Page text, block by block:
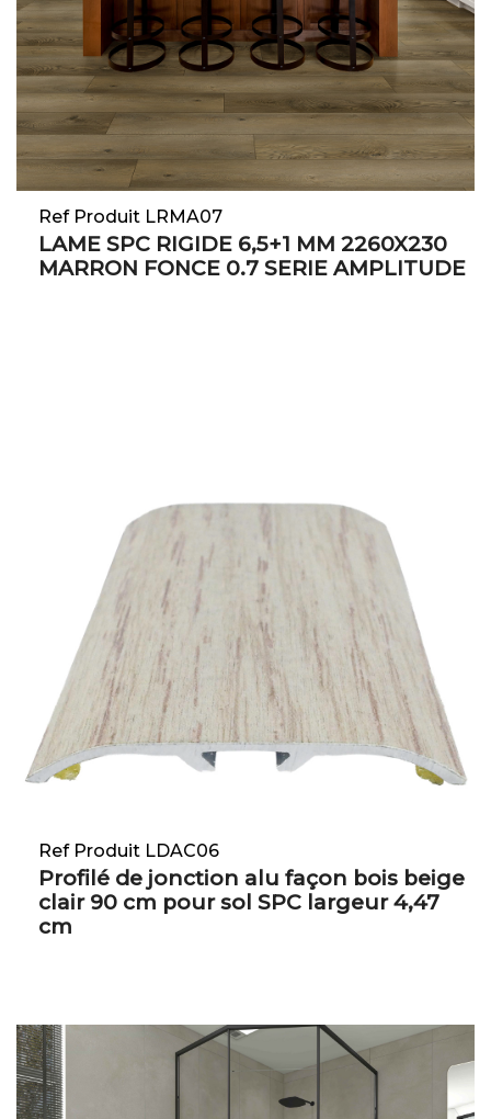
Ref Produit LRMA07
LAME SPC RIGIDE 6,5+1 MM 2260X230
MARRON FONCE 0.7 SERIE AMPLITUDE
Ref Produit LDAC06
Profilé de jonction alu façon bois beige
clair 90 cm pour sol SPC largeur 4,47
cm